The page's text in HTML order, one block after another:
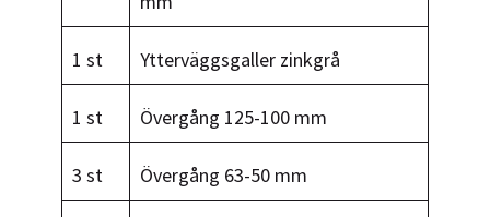
1 st Ytterväggsgaller zinkgrå
1 st Övergång 125-100 mm
3 st Övergång 63-50 mm